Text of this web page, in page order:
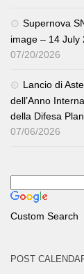
Supernova
image – 14 July
07/20/2026
Lancio di
dell’Anno
della Difesa
07/06/2026
Custom Search
POST